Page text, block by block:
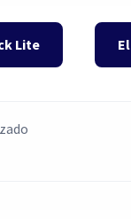
Lite